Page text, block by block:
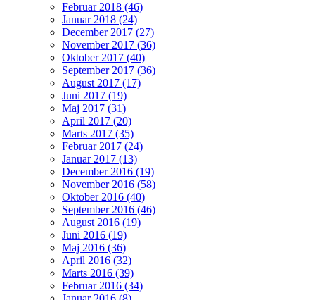
Februar 2018 (46)
Januar 2018 (24)
December 2017 (27)
November 2017 (36)
Oktober 2017 (40)
September 2017 (36)
August 2017 (17)
Juni 2017 (19)
Maj 2017 (31)
April 2017 (20)
Marts 2017 (35)
Februar 2017 (24)
Januar 2017 (13)
December 2016 (19)
November 2016 (58)
Oktober 2016 (40)
September 2016 (46)
August 2016 (19)
Juni 2016 (19)
Maj 2016 (36)
April 2016 (32)
Marts 2016 (39)
Februar 2016 (34)